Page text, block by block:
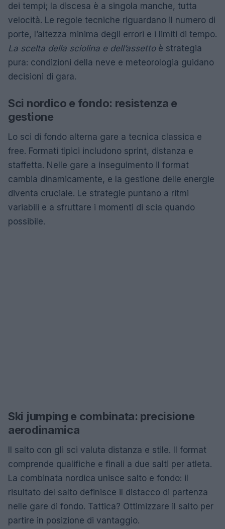
dei tempi; la discesa è a singola manche, tutta
velocità. Le regole tecniche riguardano il numero di
porte, l’altezza minima degli errori e i limiti di tempo.
La scelta della sciolina e dell’assettoè strategia
pura: condizioni della neve e meteorologia guidano
decisioni di gara.
Sci nordico e fondo: resistenza e
gestione
Lo sci di fondo alterna gare a tecnica classica e
free. Formati tipici includono sprint, distanza e
staffetta. Nelle gare a inseguimento il format
cambia dinamicamente, e la gestione delle energie
diventa cruciale. Le strategie puntano a ritmi
variabili e a sfruttare i momenti di scia quando
possibile.
Ski jumping e combinata: precisione
aerodinamica
Il salto con gli sci valuta distanza e stile. Il format
comprende qualifiche e finali a due salti per atleta.
La combinata nordica unisce salto e fondo: il
risultato del salto definisce il distacco di partenza
nelle gare di fondo. Tattica? Ottimizzare il salto per
partire in posizione di vantaggio.